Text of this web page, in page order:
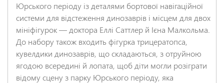
Юрського періоду із деталями бортової навігаційної
системи для відстеження динозаврів і місцем для двох
мініфігурок — доктора Еллі Саттлер й Ієна Малкольма.
До набору також входить фігурка трицератопса,
кувелдики динозаврів, що складаються, з отруйною
ягодою всередині й лопата, щоб діти могли розіграти
відому сцену з парку Юрського періоду, яка
НАДІСЛАТИ ВІДГУК